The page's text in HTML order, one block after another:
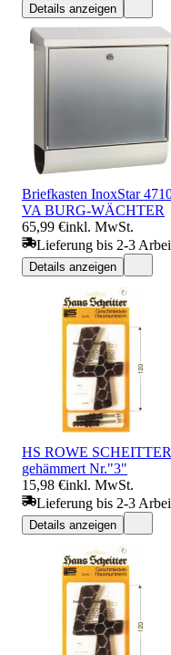
Details anzeigen
Briefkasten InoxStar
VA BURG-WÄCHTER
65,99 €inkl. MwSt.
Lieferung bis 2-3
Details anzeigen
HS ROWE
gehämmert Nr."3"
15,98 €inkl. MwSt.
Lieferung bis 2-3
Details anzeigen